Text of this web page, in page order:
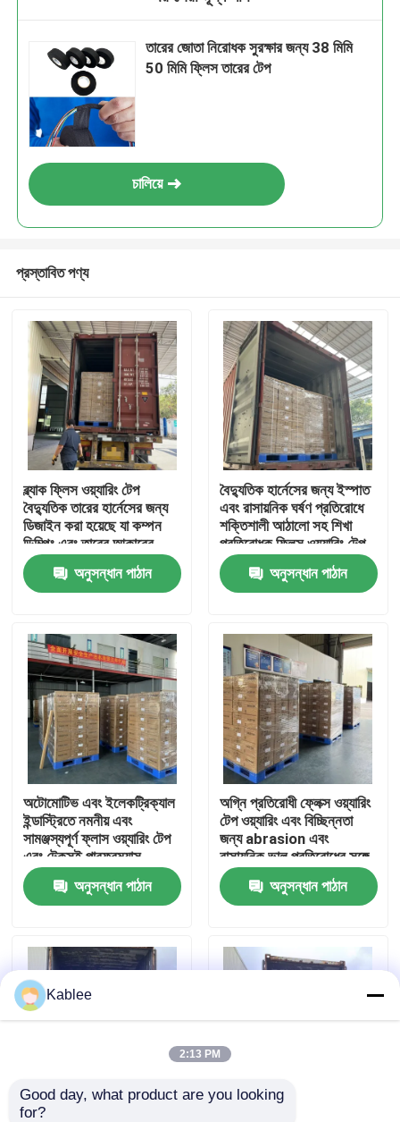
পণ্য
ভিডিও
VR প্রদর্শন
আমাদের সম্পর্কে
কারখানা ভ্রমণ
মান নিয়ন্ত্রণ
আমাদের সাথে যোগাযোগ করুন
স্বয়ংচালিত তারের জোতা টেপ
তারের জোতা নিরোধক সুরক্ষার জন্য 38 মিমি
50 মিমি ফ্লিস তারের টেপ
চালিয়ে
প্রস্তাবিত পণ্য
ব্ল্যাক ফ্লিস ওয়্যারিং টেপ
বৈদ্যুতিক তারের হার্নেসের জন্য
ডিজাইন করা হয়েছে যা কম্পন
ডিম্পিং এবং তারের আকারের
নমনীয় সম্মতি প্রদান করে
অনুসন্ধান পাঠান
বৈদ্যুতিক হার্নেসের জন্য ইস্পাত
এবং রাসায়নিক ঘর্ষণ প্রতিরোধে
শক্তিশালী আঠালো সহ শিখা
প্রতিরোধক ফ্লিস ওয়্যারিং টেপ
অনুসন্ধান পাঠান
অটোমোটিভ এবং ইলেকট্রিক্যাল
ইন্ডাস্ট্রিতে নমনীয় এবং
সামঞ্জস্যপূর্ণ ফ্লাস ওয়্যারিং টেপ
এবং টেকসই পারফরম্যান্স
অনুসন্ধান পাঠান
অগ্নি প্রতিরোধী ফ্লেক্স ওয়্যারিং
টেপ ওয়্যারিং এবং বিচ্ছিন্নতা
জন্য abrasion এবং
রাসায়নিক ভাল প্রতিরোধের সঙ্গে
অনুসন্ধান পাঠান
উচ্চ তাপমাত্রা প্রতিরোধী ফ্লাস
Kablee
2:13 PM
Good day, what product are you looking
for?